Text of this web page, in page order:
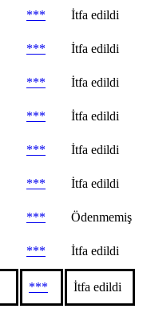
***
İtfa edildi
***
İtfa edildi
***
İtfa edildi
***
İtfa edildi
***
İtfa edildi
***
İtfa edildi
***
Ödenmemiş
*** İtfa edildi
*** İtfa edildi